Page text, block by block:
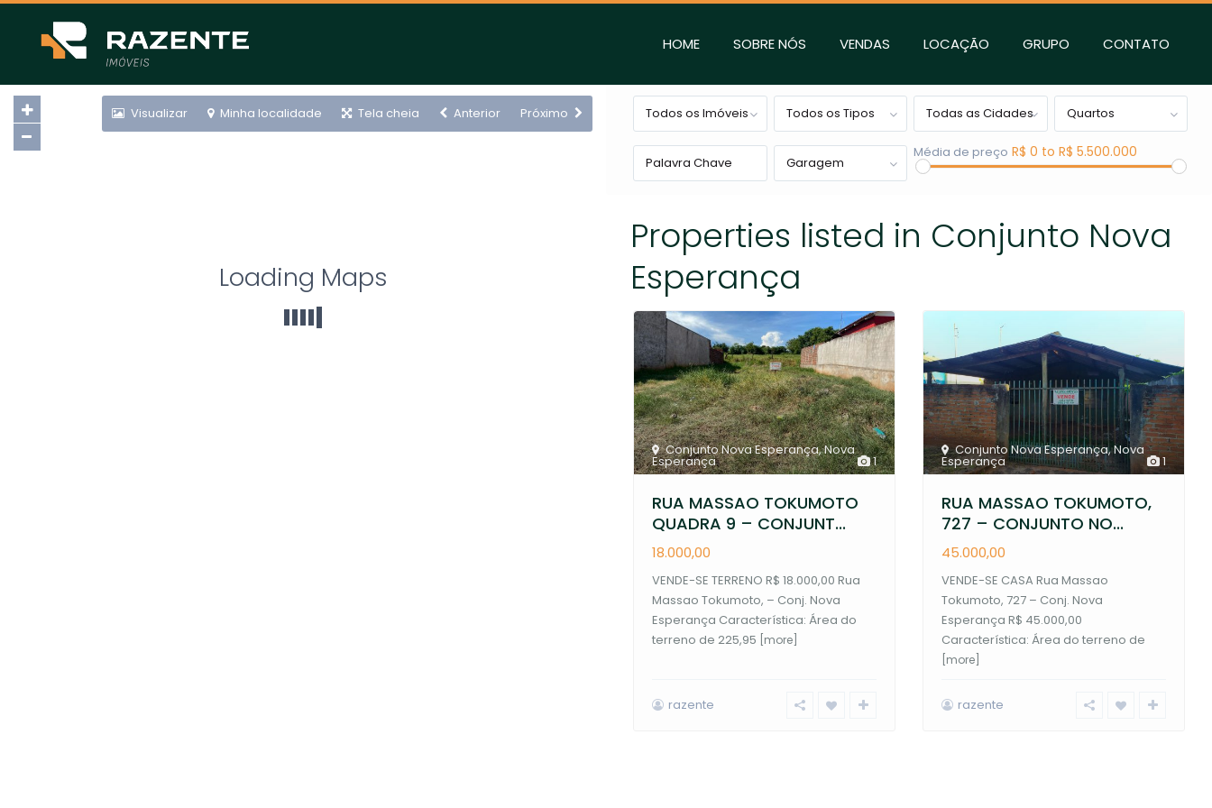
HOME SOBRE NÓS VENDAS LOCAÇÃO GRUPO CONTATO
Loading Maps
Visualizar Minha localidade Tela cheia Anterior Próximo Todos os Imóveis Todos os Tipos Todas as Cidades Quartos
Garagem
Média de preço R$ 0 to R$ 5.500.000
Properties listed in Conjunto Nova
Esperança
1
Conjunto Nova Esperança,Nova
Esperança
RUA MASSAO TOKUMOTO
QUADRA 9 – CONJUNT...
18.000,00
VENDE-SE TERRENO R$ 18.000,00 Rua
Massao Tokumoto, – Conj. Nova
Esperança Característica: Área do
terreno de 225,95 [more]
razente
1
Conjunto Nova Esperança,Nova
Esperança
RUA MASSAO TOKUMOTO,
727 – CONJUNTO NO...
45.000,00
VENDE-SE CASA Rua Massao
Tokumoto, 727 – Conj. Nova
Esperança R$ 45.000,00
Característica: Área do terreno de
[more]
razente